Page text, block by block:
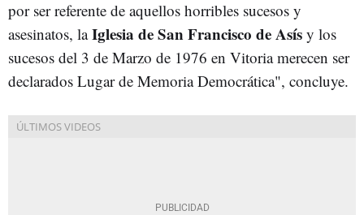
por ser referente de aquellos horribles sucesos y
asesinatos, laIglesia de San Francisco de Asís y los
sucesos del 3 de Marzo de 1976 en Vitoria merecen ser
declarados Lugar de Memoria Democrática", concluye.